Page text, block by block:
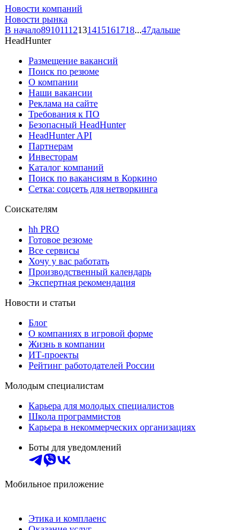
Новости компаний
Новости рынка
В начало89101112131415161718...47дальше
HeadHunter
Размещение вакансий
Поиск по резюме
О компании
Наши вакансии
Реклама на сайте
Требования к ПО
Безопасный HeadHunter
HeadHunter API
Партнерам
Инвесторам
Каталог компаний
Поиск по вакансиям в Коркино
Сетка: соцсеть для нетворкинга
Соискателям
hh PRO
Готовое резюме
Все сервисы
Хочу у вас работать
Производственный календарь
Экспертная рекомендация
Новости и статьи
Блог
О компаниях в игровой форме
Жизнь в компании
ИТ-проекты
Рейтинг работодателей России
Молодым специалистам
Карьера для молодых специалистов
Школа программистов
Карьера в некоммерческих организациях
Боты для уведомлений
Мобильное приложение
Этика и комплаенс